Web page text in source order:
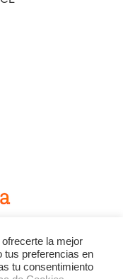
la mejor
tus preferencias en
tu consentimiento